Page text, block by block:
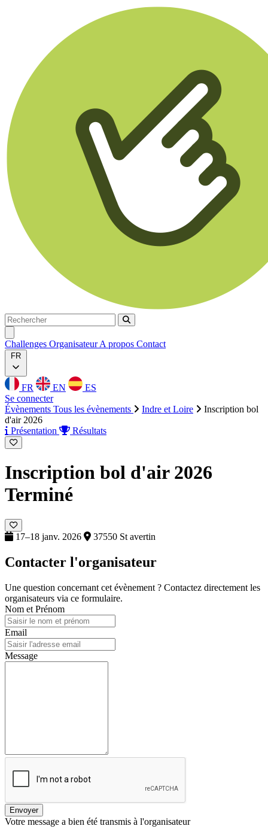
Rechercher
Rechercher
Challenges OrganisateurA propos Contact
FR
FR EN
ES
Se connecter
Évènements Tous les évènements Indre et Loire
Inscription bol
d'air 2026
Présentation
Résultats
Inscription bol d'air 2026
Terminé
17–18 janv. 2026 37550 St avertin
Contacter l'organisateur
Une question concernant cet évènement ? Contactez directement les
organisateurs via ce formulaire.
Nom et Prénom
Email
Message
Envoyer
Votre message a bien été transmis à l'organisateur